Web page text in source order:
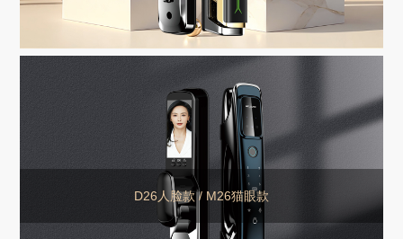
D26人脸款 / M26猫眼款